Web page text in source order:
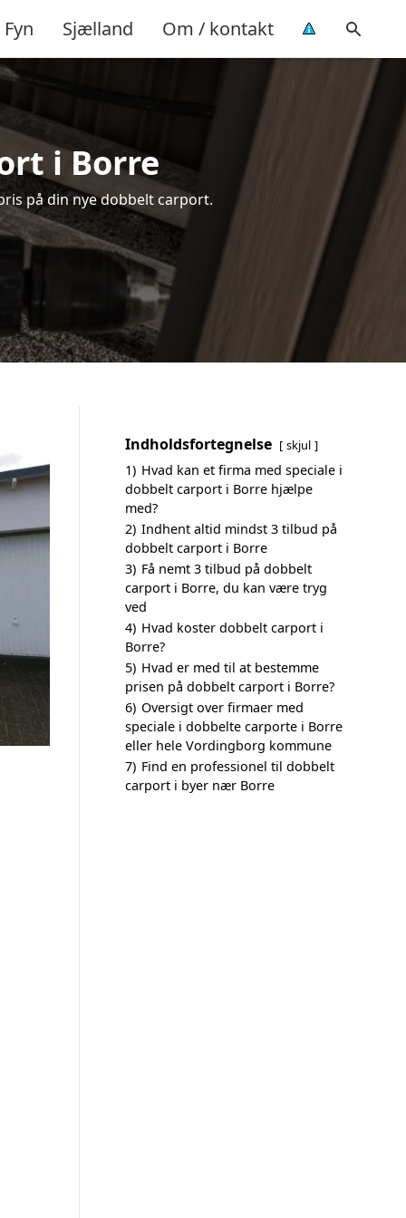
Fyn Sjælland Om / kontakt
i Borre
på din nye dobbelt carport.
Indholdsfortegnelse skjul
1) Hvad kan et firma med speciale i
dobbelt carport i Borre hjælpe
med?
2) Indhent altid mindst 3 tilbud på
dobbelt carport i Borre
3) Få nemt 3 tilbud på dobbelt
carport i Borre, du kan være tryg
ved
4) Hvad koster dobbelt carport i
Borre?
5) Hvad er med til at bestemme
prisen på dobbelt carport i Borre?
6) Oversigt over firmaer med
speciale i dobbelte carporte i Borre
eller hele Vordingborg kommune
7) Find en professionel til dobbelt
carport i byer nær Borre